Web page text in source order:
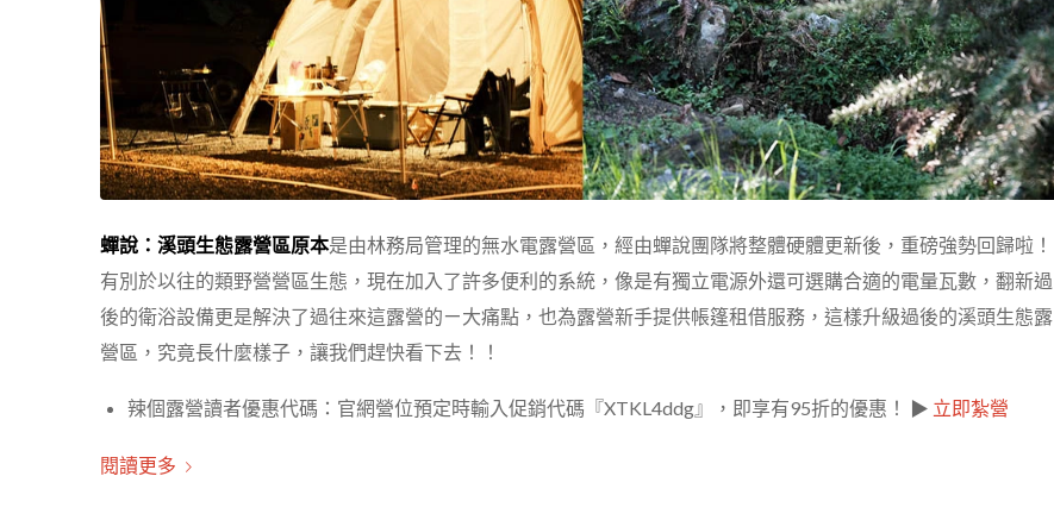
蟬說：溪頭生態露營區原本是由林務局管理的無水電露營區，經由蟬說團隊將整體硬體更新後，重磅強勢回歸啦！
有別於以往的類野營營區生態，現在加入了許多便利的系統，像是有獨立電源外還可選購合適的電量瓦數，翻新過
後的衛浴設備更是解決了過往來這露營的ㄧ大痛點，也為露營新手提供帳篷租借服務，這樣升級過後的溪頭生態露
營區，究竟長什麼樣子，讓我們趕快看下去！！
辣個露營讀者優惠代碼：官網營位預定時輸入促銷代碼『XTKL4ddg』，即享有95折的優惠！ ▶ 立即紮營
閱讀更多